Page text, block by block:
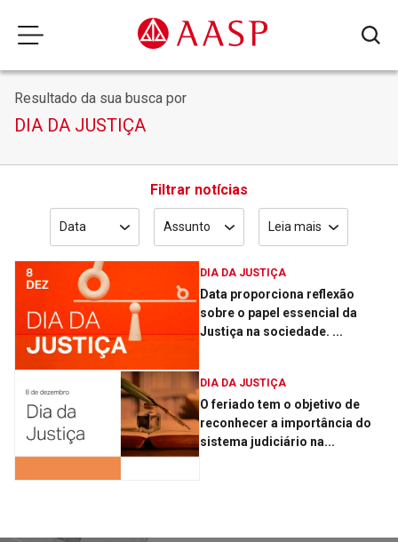
Resultado da sua busca por
DIA DA JUSTIÇA
Filtrar notícias
Data Assunto Leia mais
DIA DA JUSTIÇA
Data proporciona reflexão
sobre o papel essencial da
Justiça na sociedade. ­...
DIA DA JUSTIÇA
O feriado tem o objetivo de
reconhecer a importância do
sistema judiciário na...